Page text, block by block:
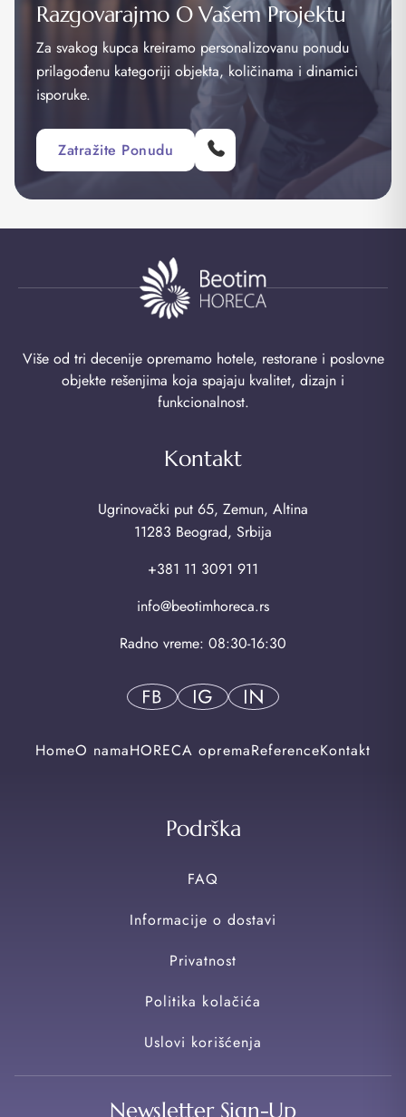
Razgovarajmo O Vašem Projektu
Za svakog kupca kreiramo personalizovanu ponudu
prilagođenu kategoriji objekta, količinama i dinamici
isporuke.
Zatražite Ponudu
Više od tri decenije opremamo hotele, restorane i poslovne
objekte rešenjima koja spajaju kvalitet, dizajn i
funkcionalnost.
Kontakt
Ugrinovački put 65, Zemun, Altina
11283 Beograd, Srbija
+381 11 3091 911
info@beotimhoreca.rs
Radno vreme: 08:30-16:30
HomeO namaHORECA opremaReferenceKontakt
Podrška
FAQ
Informacije o dostavi
Privatnost
Politika kolačića
Uslovi korišćenja
Newsletter Sign-Up